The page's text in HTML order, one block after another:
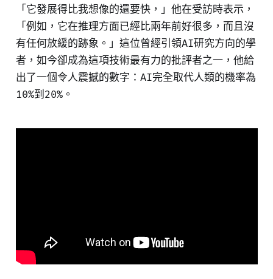
「它發展得比我想像的還要快，」他在受訪時表示，
「例如，它在推理方面已經比兩年前好很多，而且沒
有任何放緩的跡象。」這位曾經引領AI研究方向的學
者，如今卻成為這項技術最有力的批評者之一，他給
出了一個令人震撼的數字：AI完全取代人類的機率為
10%到20%。